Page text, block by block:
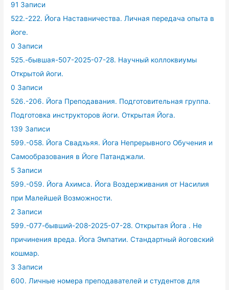
91 Записи
522.-222. Йога Наставничества. Личная передача опыта в
йоге.
0 Записи
525.-бывшая-507-2025-07-28. Научный коллоквиумы
Открытой йоги.
0 Записи
526.-206. Йога Преподавания. Подготовительная группа.
Подготовка инструкторов йоги. Открытая Йога.
139 Записи
599.-058. Йога Свадхьяя. Йога Непрерывного Обучения и
Самообразования в Йоге Патанджали.
5 Записи
599.-059. Йога Ахимса. Йога Воздерживания от Насилия
при Малейшей Возможности.
2 Записи
599.-077-бывший-208-2025-07-28. Открытая Йога . Не
причинения вреда. Йога Эмпатии. Стандартный йоговский
кошмар.
3 Записи
600. Личные номера преподавателей и студентов для